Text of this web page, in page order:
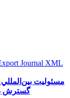
مسئوليت
گسترش